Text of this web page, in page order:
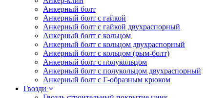
Анкерный болт
Анкерный болт с гайкой
Анкерный болт с гайкой двухраспорный
Анкерный болт с кольцом
Анкерный болт с кольцом двухраспорный
Анкерный болт с кольцом (рым-болт)
Анкерный болт с полукольцом
Анкерный болт с полукольцом двухраспорный
Анкерный болт с Г-образным крюком
Гвозди